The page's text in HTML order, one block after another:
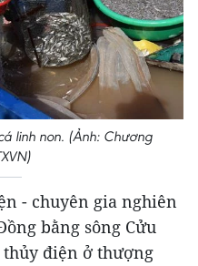
linh non. (Ảnh: Chương
- chuyên gia nghiên
bằng sông Cửu
điện ở thượng